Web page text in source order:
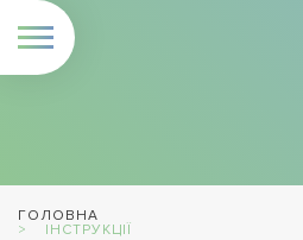
ГОЛОВНА
ІНСТРУКЦІЇ